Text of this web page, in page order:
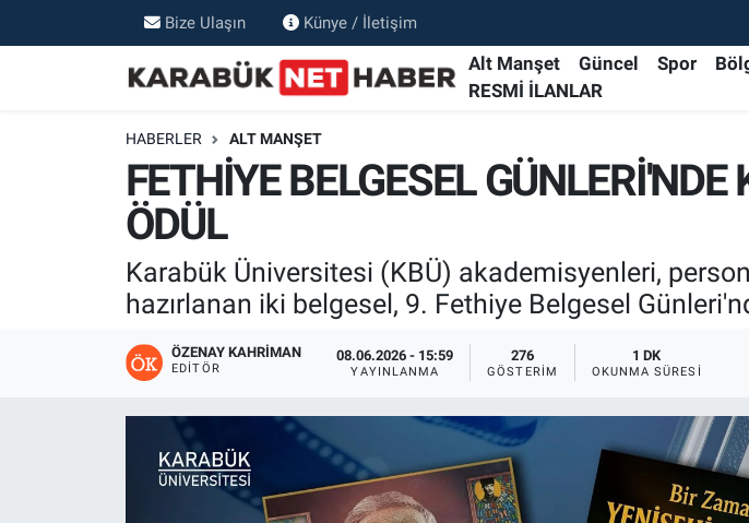
Bize Ulaşın Künye / İletişim
Alt Manşet Güncel Spor
RESMİ İLANLAR
HABERLER ALT MANŞET
FETHİYE BELGESEL
ÖDÜL
Karabük Üniversitesi (KBÜ) akademisyenleri,
hazırlanan iki belgesel, 9. Fethiye Belgesel
ÖZENAY KAHRIMAN
EDITÖR
08.06.2026 - 15:59
YAYINLANMA
276
GÖSTERIM
1 DK
OKUNMA SÜRESI